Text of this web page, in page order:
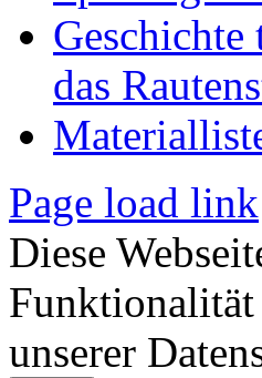
das
Page load link
Diese
Funktionalität
unserer